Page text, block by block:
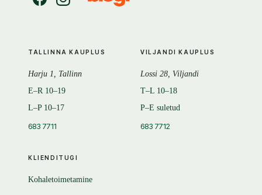
KLIENDITUGI
Kohaletoimetamine
TALLINNA KAUPLUS
Harju 1, Tallinn
E–R 10–19
L–P 10–17
683 7711
VILJANDI KAUPLUS
Lossi 28, Viljandi
T–L 10–18
P–E suletud
683 7712